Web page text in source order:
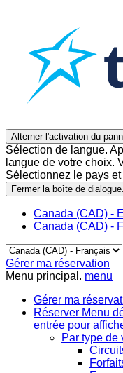
Alterner l'activation du
Sélection de langue.
langue de votre choix.
Sélectionnez le pays
Fermer la boîte de dialogue.
Canada (CAD) -
Canada (CAD) -
Gérer ma réservation
Menu principal. menu
Gérer ma
Réserver Menu
entrée pour
Par type de